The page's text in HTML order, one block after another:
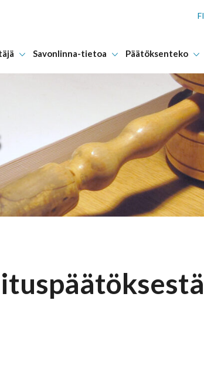
FI
Savonlinna-tietoa Päätöksenteko